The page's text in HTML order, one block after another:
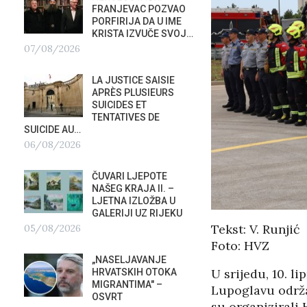
Tekst: V. Runjić
Foto: HVZ
U srijedu, 10.
Lupoglavu
FRANJEVAC POZVAO
PORFIRIJA DA U IME
KRISTA IZVUČE SVOJ…
07/08/2026
LA JUSTICE SAISIE
APRÈS PLUSIEURS
SUICIDES ET
TENTATIVES DE
SUICIDE AU…
06/08/2026
ČUVARI LJEPOTE
NAŠEG KRAJA II. –
LJETNA IZLOŽBA U
GALERIJI UZ RIJEKU
05/08/2026
„NASELJAVANJE
HRVATSKIH OTOKA
MIGRANTIMA″ –
OSVRT
04/
FESTIVALA
02/08/2026
SU
U
02/